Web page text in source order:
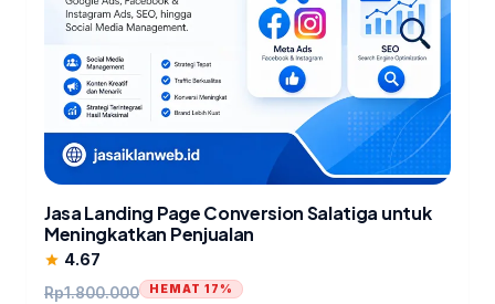
Jasa Landing Page Conversion Salatiga untuk
Meningkatkan Penjualan
star 4.67
Rp1.800.000 HEMAT 17%